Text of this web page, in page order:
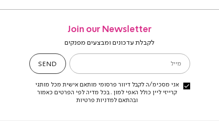
Join our Newsletter
לקבלת עדכונים ומבצעים מפנקים
מייל
אני מסכימ/ה לקבל דיוור פרסומי מותאם אישית מכל מותגי
קרייזי ליין כולל האפי למון . בכל מדיה לפי הפרטים כאמור
ובהתאם למדניות פרטיות
SEND